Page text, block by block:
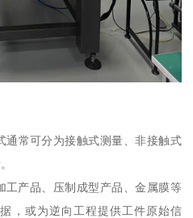
通常可分为接触式测量、非接触式
工产品、压制成型产品、金属膜等
，或为逆向工程提供工件原始信